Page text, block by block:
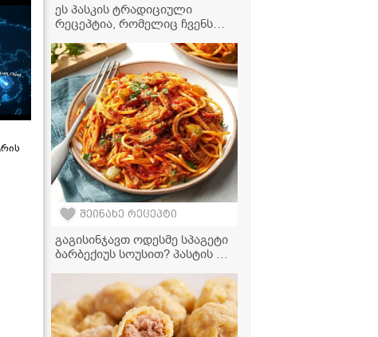
ეს პასკის ტრადიციული
რეცეპტია, რომელიც ჩვენს
გადაეცემა
შეინახე რეცეპტი
გაგისინჯავთ ოდესმე სპაგეტი
ბარბექიუს სოუსით? პასტის ეს
ვახშამი გახდება